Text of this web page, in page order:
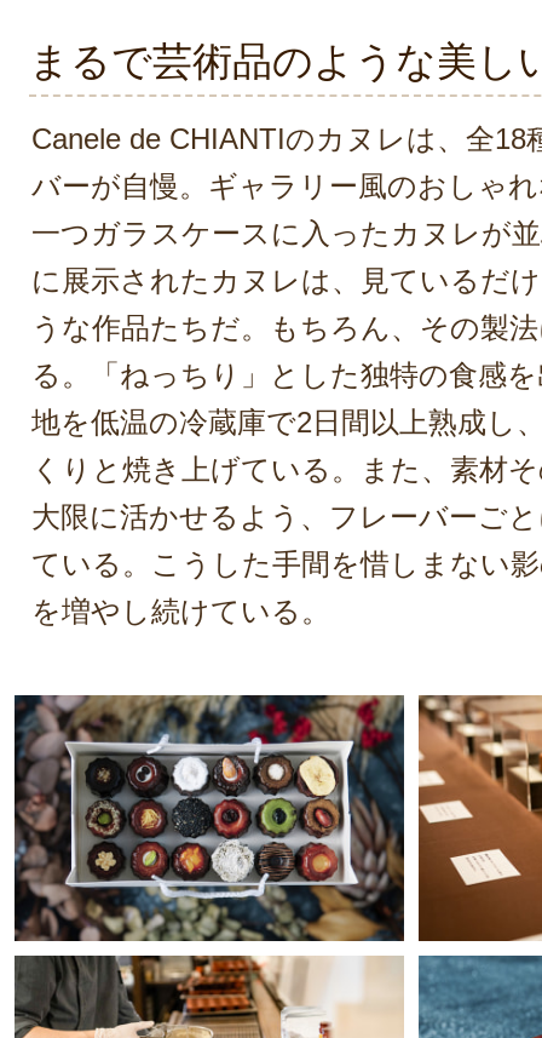
まるで芸術品のような美し
Canele de CHIANTIのカヌレは、全18
バーが自慢。ギャラリー風のおしゃ
一つガラスケースに入ったカヌレが
に展示されたカヌレは、見ているだ
うな作品たちだ。もちろん、その製
る。「ねっちり」とした独特の食感
地を低温の冷蔵庫で2日間以上熟成し
くりと焼き上げている。また、素材
大限に活かせるよう、フレーバーご
ている。こうした手間を惜しまない
を増やし続けている。